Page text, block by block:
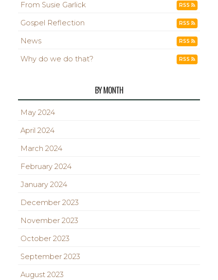
From Susie Garlick RSS
Gospel Reflection RSS
News RSS
Why do we do that? RSS
BY MONTH
May 2024
April 2024
March 2024
February 2024
January 2024
December 2023
November 2023
October 2023
September 2023
August 2023